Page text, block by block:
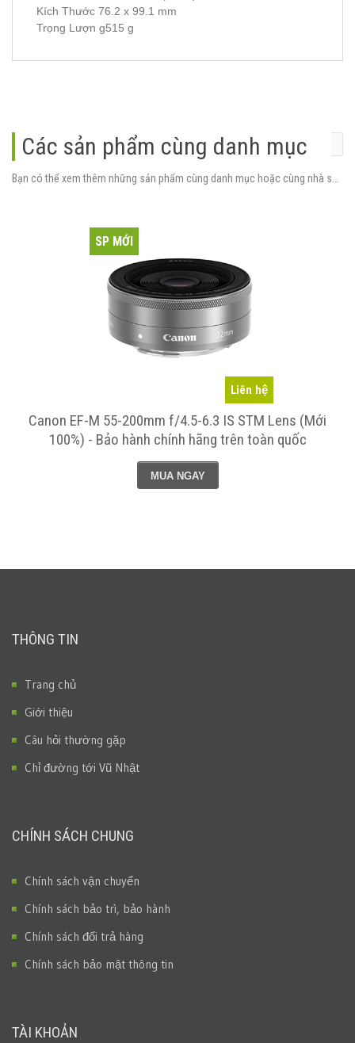
Kích Thước 76.2 x 99.1 mm
Trọng Lượn g515 g
Các sản phẩm cùng danh mục
Bạn có thể xem thêm những sản phẩm cùng danh mục hoặc cùng nhà sản xuất.
Liên hệ
SP MỚI
Canon EF-M 55-200mm f/4.5-6.3 IS STM Lens (Mới
100%) - Bảo hành chính hãng trên toàn quốc
MUA NGAY
THÔNG TIN
Trang chủ
Giới thiệu
Câu hỏi thường gặp
Chỉ đường tới Vũ Nhật
CHÍNH SÁCH CHUNG
Chính sách vận chuyển
Chính sách bảo trì, bảo hành
Chính sách đổi trả hàng
Chính sách bảo mật thông tin
TÀI KHOẢN